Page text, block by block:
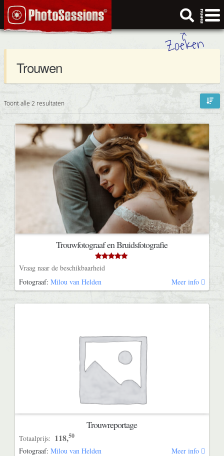
Ga
door
naar
Ga
naar
de
naar:
Zoeken
Trouwen
Toont alle 2 resultaten
Trouwfotograaf en Bruidsfotografie
4.87
Vraag naar de beschikbaarheid
Fotograaf: Milou van Helden
Trouwreportage
Totaalprijs: 118,50
Fotograaf: Milou van Helden